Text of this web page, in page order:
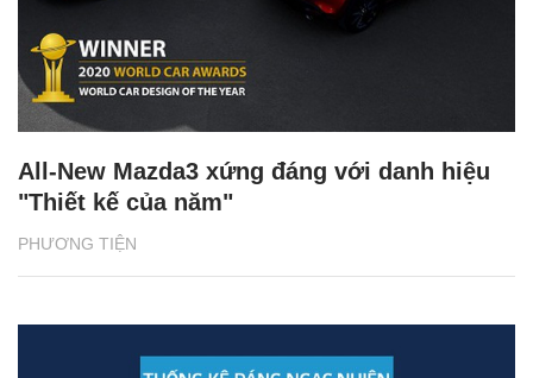
PHƯƠNG TIỆN
All-New Mazda3 xứng đáng với danh hiệu
"Thiết kế của năm"